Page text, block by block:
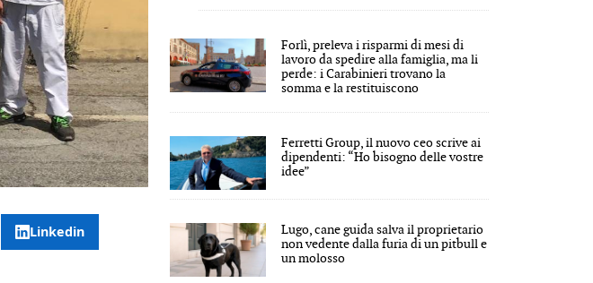
Linkedin
Forlì, preleva i risparmi di mesi di
lavoro da spedire alla famiglia, ma li
perde: i Carabinieri trovano la
somma e la restituiscono
Ferretti Group, il nuovo ceo scrive ai
dipendenti: “Ho bisogno delle vostre
idee”
Lugo, cane guida salva il proprietario
non vedente dalla furia di un pitbull e
un molosso